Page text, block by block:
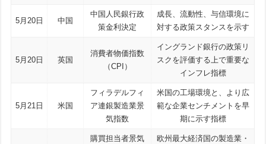
5月20日 中国
中国人民銀行政
策金利決定
成長、流動性、与信環境に
対する政策スタンスを示す
5月20日 英国
消費者物価指数
（CPI）
イングランド銀行の政策リ
スクを評価する上で重要な
インフレ指標
5月21日 米国
フィラデルフィ
ア連銀製造業景
気指数
米国の工場環境と、より広
範な企業センチメントを早
期に示す指標
購買担当者景気
欧州最大経済国の製造業・